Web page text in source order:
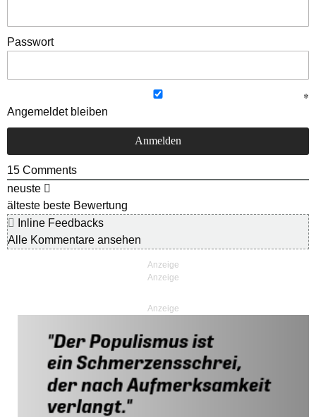
Passwort
Angemeldet bleiben
15 Comments
neuste
älteste beste Bewertung
Inline Feedbacks
Alle Kommentare ansehen
Anzeige